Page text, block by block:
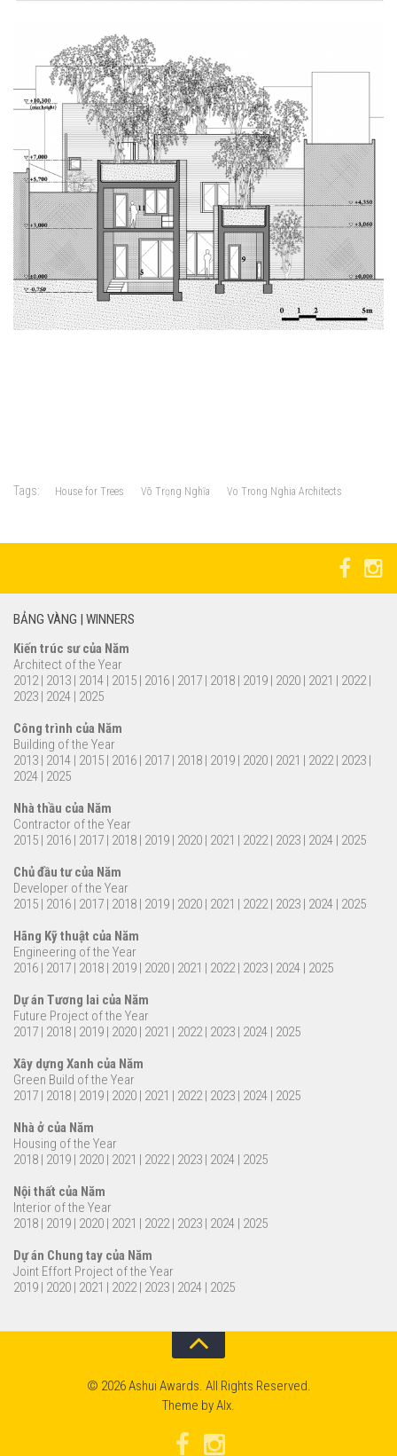
Tags: House for Trees Võ Trọng Nghĩa Vo Trong Nghia Architects
BẢNG VÀNG | WINNERS
Kiến trúc sư của Năm
Architect of the Year
2012| 2013 | 2014 | 2015 | 2016 | 2017 | 2018 | 2019 | 2020 | 2021 | 2022|
2023 | 2024 | 2025
Công trình của Năm
Building of the Year
2013 | 2014 | 2015 | 2016 | 2017 | 2018 | 2019 | 2020 | 2021 | 2022| 2023 |
2024 | 2025
Nhà thầu của Năm
Contractor of the Year
2015 | 2016 | 2017 | 2018 | 2019 | 2020 | 2021 | 2022| 2023 | 2024 | 2025
Chủ đầu tư của Năm
Developer of the Year
2015 | 2016 | 2017 | 2018 | 2019 | 2020 | 2021 | 2022| 2023 | 2024 | 2025
Hãng Kỹ thuật của Năm
Engineering of the Year
2016 | 2017 | 2018 | 2019 | 2020 | 2021 | 2022| 2023 | 2024 | 2025
Dự án Tương lai của Năm
Future Project of the Year
2017 | 2018 | 2019 | 2020 | 2021 | 2022| 2023 | 2024 | 2025
Xây dựng Xanh của Năm
Green Build of the Year
2017 | 2018 | 2019 | 2020 | 2021 | 2022| 2023 | 2024 | 2025
Nhà ở của Năm
Housing of the Year
2018 | 2019 | 2020 | 2021 | 2022| 2023 | 2024 | 2025
Nội thất của Năm
Interior of the Year
2018 | 2019 | 2020 | 2021 | 2022| 2023 | 2024 | 2025
Dự án Chung tay của Năm
Joint Effort Project of the Year
2019 | 2020 | 2021 | 2022| 2023 | 2024 | 2025
© 2026 Ashui Awards. All Rights Reserved.
Theme byAlx.